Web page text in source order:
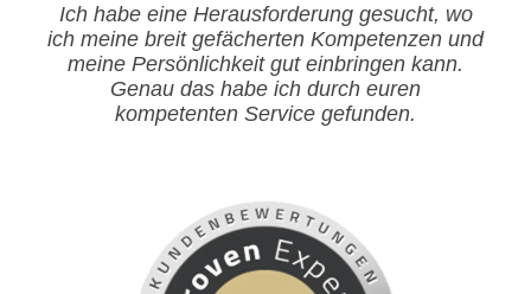
Ich habe eine Herausforderung gesucht, wo
ich meine breit gefächerten Kompetenzen und
meine Persönlichkeit gut einbringen kann.
Genau das habe ich durch euren
kompetenten Service gefunden.